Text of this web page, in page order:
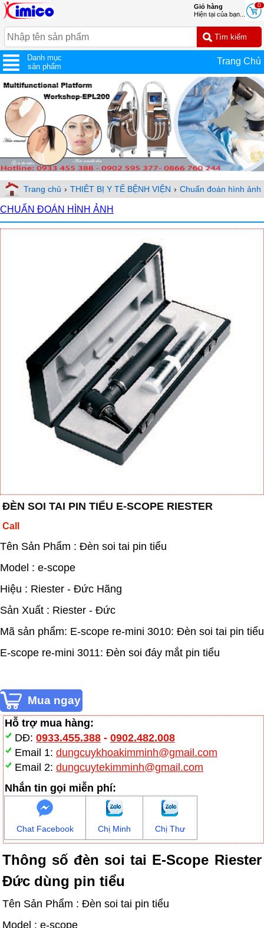
0
Giỏ hàng
Hiện tại của bạn...
Danh mục
sản phẩm
Trang Chủ
Trang chủ › THIÊT BỊ Y TẾ BỆNH VIỆN › Chuẩn đoán hình ảnh
CHUẨN ĐOÁN HÌNH ẢNH
ĐÈN SOI TAI PIN TIỂU E-SCOPE RIESTER
Call
Tên Sản Phẩm : Đèn soi tai pin tiểu
Model : e-scope
Hiệu : Riester - Đức Hãng
Sản Xuất : Riester - Đức
Mã sản phẩm: E-scope re-mini 3010: Đèn soi tai pin tiểu
E-scope re-mini 3011: Đèn soi đáy mắt pin tiểu
Hỗ trợ mua hàng:
DĐ: 0933.455.388- 0902.482.008
Email 1: dungcuykhoakimminh@gmail.com
Email 2: dungcuytekimminh@gmail.com
Nhắn tin gọi miễn phí:
Chat Facebook Chị Minh Chị Thư
Thông số đèn soi tai E-Scope Riester
Đức dùng pin tiểu
Tên Sản Phẩm : Đèn soi tai pin tiểu
Model : e-scope